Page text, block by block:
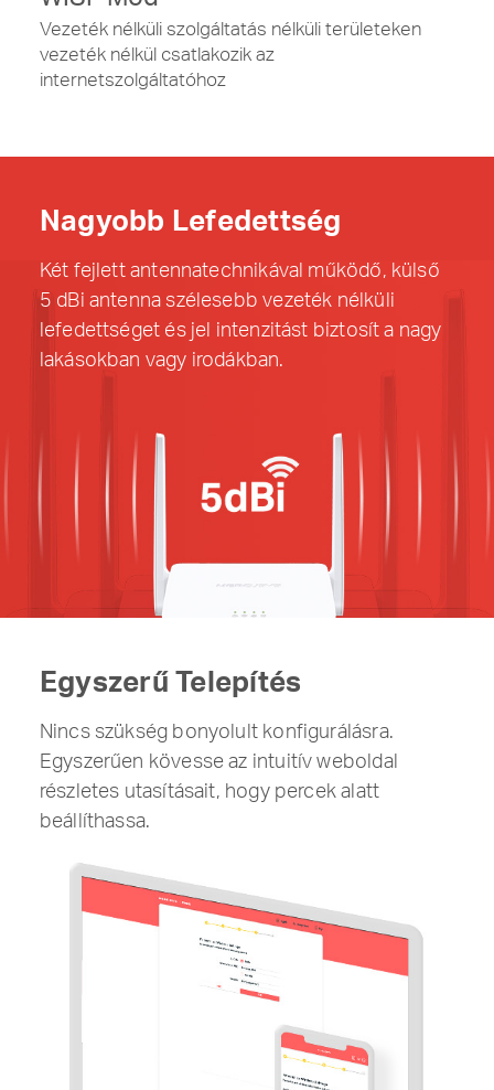
Vezeték nélküli szolgáltatás nélküli területeken
vezeték nélkül csatlakozik az
internetszolgáltatóhoz
Nagyobb Lefedettség
Két fejlett antennatechnikával működő, külső
5 dBi antenna szélesebb vezeték nélküli
lefedettséget és jel intenzitást biztosít a nagy
lakásokban vagy irodákban.
Egyszerű Telepítés
Nincs szükség bonyolult konfigurálásra.
Egyszerűen kövesse az intuitív weboldal
részletes utasításait, hogy percek alatt
beállíthassa.